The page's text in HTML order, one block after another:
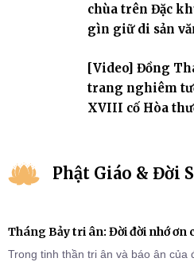
chùa trên Đặc
gìn giữ di sản
[Video] Đồng
trang nghiêm
XVIII cố Hòa
Phật Giáo & Đời
Tháng Bảy tri ân: Đời đời nhớ ơn
Trong tinh thần tri ân và báo ân của